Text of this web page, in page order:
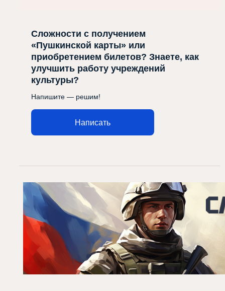
Сложности с получением
«Пушкинской карты» или
приобретением билетов? Знаете, как
улучшить работу учреждений
культуры?
Напишите — решим!
Написать